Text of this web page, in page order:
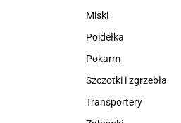
Miski
Poidełka
Pokarm
Szczotki i zgrzebła
Transportery